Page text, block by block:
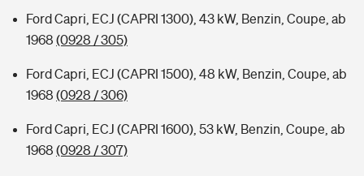
Sie haben Fragen?
Ford Capri, ECJ (CAPRI 1300), 43 kW, Benzin, Coupe, ab
1968 (0928 / 305)
Ford Capri, ECJ (CAPRI 1500), 48 kW, Benzin, Coupe, ab
1968 (0928 / 306)
Ford Capri, ECJ (CAPRI 1600), 53 kW, Benzin, Coupe, ab
1968 (0928 / 307)